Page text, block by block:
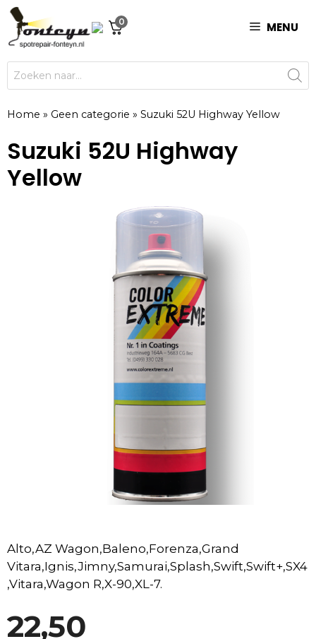
Ga
naar
de
inhoud
0 MENU
Producten
zoeken
Home » Geen categorie » Suzuki 52U Highway Yellow
Suzuki 52U Highway
Yellow
Alto,AZ Wagon,Baleno,Forenza,Grand
Vitara,Ignis,Jimny,Samurai,Splash,Swift,Swift+,SX4
,Vitara,Wagon R,X-90,XL-7.
22,50